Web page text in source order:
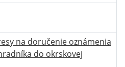
na doručenie oznámenia
do okrskovej